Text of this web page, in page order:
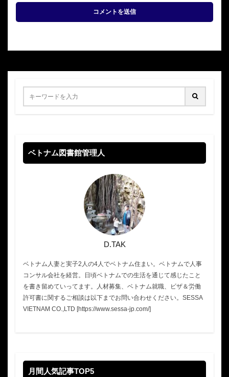
ベトナム図書館管理人
D.TAK
ベトナム人妻と実子2人の4人でベトナム住まい。ベトナムで人事
コンサル会社を経営。日頃ベトナムでの生活を通じて感じたこと
を書き留めていってます。人材募集、ベトナム就職、ビザ＆労働
許可書に関するご相談は以下までお問い合わせください。SESSA
VIETNAM CO.,LTD [https://www.sessa-jp.com/]
月間人気記事TOP5